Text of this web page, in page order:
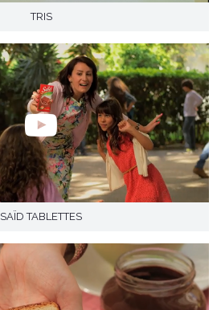
TRIS
SAÏD TABLETTES